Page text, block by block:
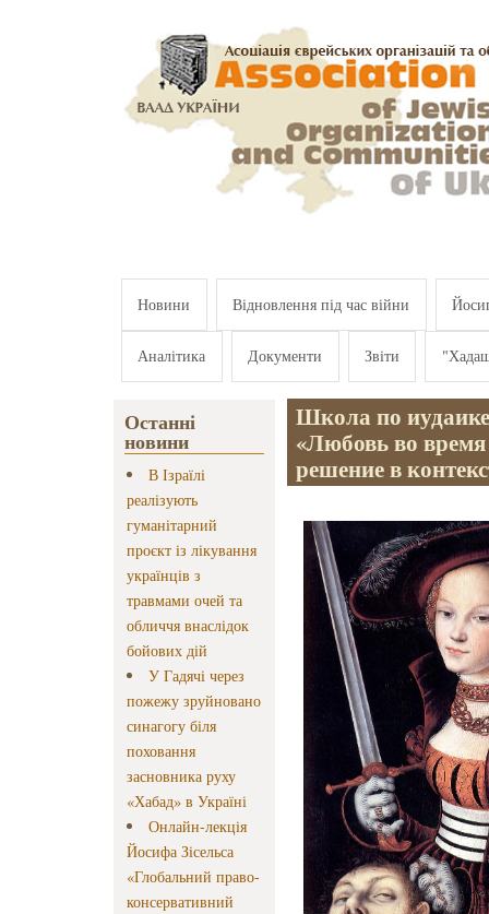
Новини Відновлення під час війни
Аналітика Документи Звіти
Останні
новини
В Ізраїлі
реалізують
гуманітарний
проєкт із лікування
українців з
травмами очей та
обличчя внаслідок
бойових дій
У Гадячі через
пожежу зруйновано
синагогу біля
поховання
засновника руху
«Хабад» в Україні
Онлайн-лекція
Йосифа Зісельса
«Глобальний право-
консервативний
Школа по
«Любовь во
решение в